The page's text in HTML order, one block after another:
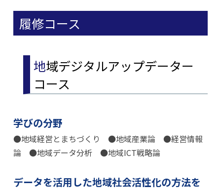
履修コース
地域デジタルアップデーター
コース
学びの分野
●地域経営とまちづくり ●地域産業論 ●経営情報
論 ●地域データ分析 ●地域ICT戦略論
データを活用した地域社会活性化の方法を